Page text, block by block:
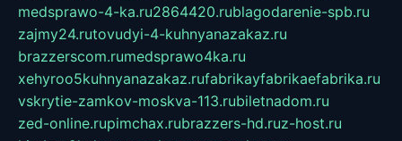
medsprawo-4-ka.ru2864420.rublagodarenie-spb.ru
zajmy24.rutovudyi-4-kuhnyanazakaz.ru
brazzerscom.rumedsprawo4ka.ru
xehyroo5kuhnyanazakaz.rufabrikayfabrikaefabrika.ru
vskrytie-zamkov-moskva-113.rubiletnadom.ru
zed-online.rupimchax.rubrazzers-hd.ruz-host.ru